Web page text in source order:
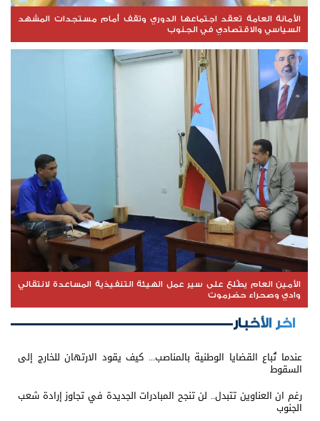
الأمانة العامة تعقد اجتماعها الدوري وتقف أمام مستجدات المشهد
السياسي والاقتصادي في الجنوب
الأمين العام يطّلع على سير عمل الهيئة التنفيذية المساعدة لانتقالي
وادي وصحراء حضرموت
اخر الأخبار
عندما تُباع القضايا الوطنية بالمناصب... كيف يقود الارتهان للخارج إلى
السقوط
رغم ان العناوين تتبدل.. لن تنجح المبادرات الجديدة في تجاوز إرادة شعب
الجنوب